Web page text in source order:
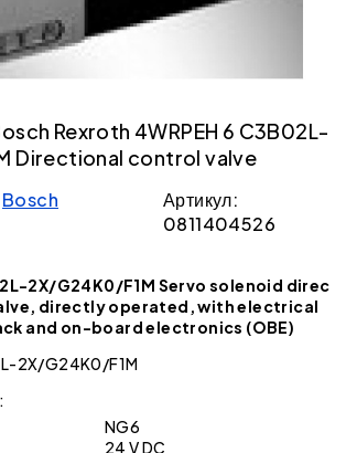
Rexroth 4WRPEH 6 C3B02L-
Directional control valve
Bosch
Артикул:
0811404526
2X/G24K0/F1M Servo solenoid direc
directly operated, with electrical
and on-board electronics (OBE)
2X/G24K0/F1M
NG6
24 V DC